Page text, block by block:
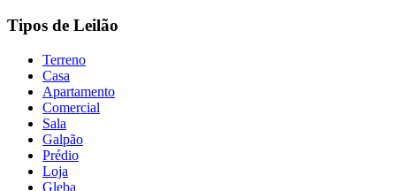
Tipos de Leilão
Terreno
Casa
Apartamento
Comercial
Sala
Galpão
Prédio
Loja
Gleba